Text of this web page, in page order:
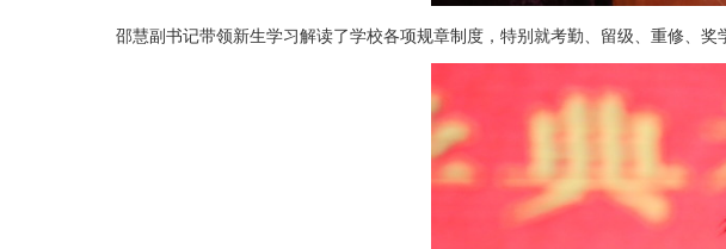
邵慧副书记带领新生学习解读了学校各项规章制度，特别就考勤、留级、重修、奖